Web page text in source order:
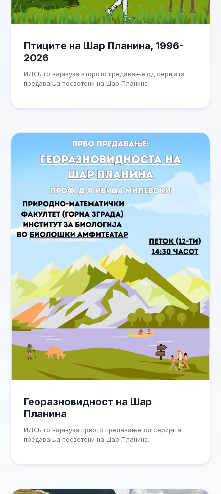
Птиците на Шар Планина, 1996-
2026
ИДСБ го најавува второто предавање од серијата
предавања посветени на Шар Планина
Георазновидност на Шар
Планина
ИДСБ го најавува првото предавање од серијата
предавања посветени на Шар Планина.